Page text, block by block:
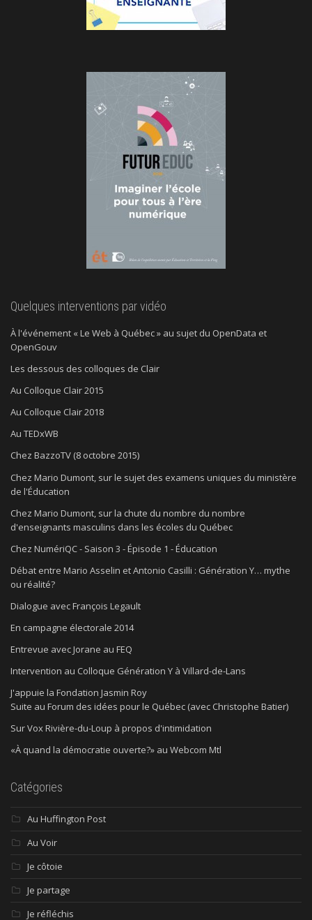
Quelques interventions par vidéo
À l'événement « Le Web à Québec » au sujet du OpenData et
OpenGouv
Les dessous des colloques de Clair
Au Colloque Clair 2015
Au Colloque Clair 2018
Au TEDxWB
Chez BazzoTV (8 octobre 2015)
Chez Mario Dumont, sur le sujet des examens uniques du ministère
de l'Éducation
Chez Mario Dumont, sur la chute du nombre du nombre
d'enseignants masculins dans les écoles du Québec
Chez NumériQC - Saison 3 - Épisode 1 - Éducation
Débat entre Mario Asselin et Antonio Casilli : Génération Y… mythe
ou réalité?
Dialogue avec François Legault
En campagne électorale 2014
Entrevue avec Jorane au FEQ
Intervention au Colloque Génération Y à Villard-de-Lans
J'appuie la Fondation Jasmin Roy
Suite au Forum des idées pour le Québec (avec Christophe Batier)
Sur Vox Rivière-du-Loup à propos d'intimidation
«À quand la démocratie ouverte?» au Webcom Mtl
Catégories
Au Huffington Post
Au Voir
Je côtoie
Je partage
Je réfléchis